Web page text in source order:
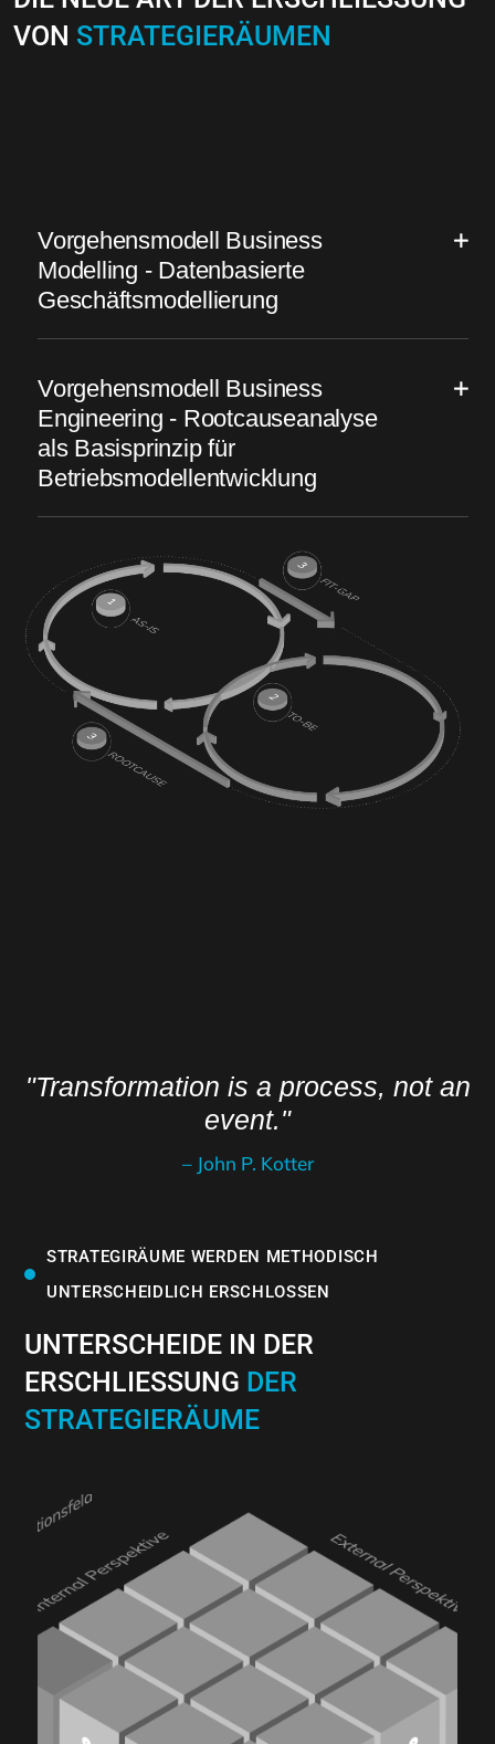
VON STRATEGIERÄUMEN
Vorgehensmodell Business
Modelling - Datenbasierte
Geschäftsmodellierung
Vorgehensmodell Business
Engineering - Rootcauseanalyse
als Basisprinzip für
Betriebsmodellentwicklung
"A goal without a plan is just a wish."
– Antoine de Saint-Exupéry
STRATEGIRÄUME WERDEN METHODISCH
UNTERSCHEIDLICH ERSCHLOSSEN
UNTERSCHEIDE IN DER
ERSCHLIESSUNG DER
STRATEGIERÄUME